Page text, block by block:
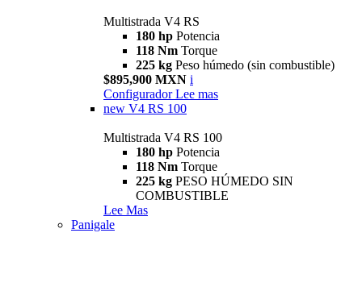
Multistrada V4 RS
180 hp Potencia
118 Nm Torque
225 kg Peso húmedo (sin combustible)
$895,900 MXN i
Configurador Lee mas
new V4 RS 100
Multistrada V4 RS 100
180 hp Potencia
118 Nm Torque
225 kg PESO HÚMEDO SIN
COMBUSTIBLE
Lee Mas
Panigale